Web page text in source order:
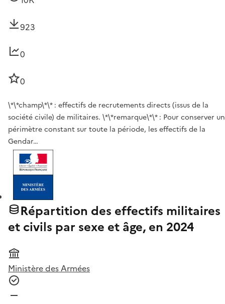
923
0
0
\*\*champ\*\* : effectifs de recrutements directs (issus de la
société civile) de militaires. \*\*remarque\*\* : Pour conserver un
périmètre constant sur toute la période, les effectifs de la
Gendar…
Répartition des effectifs militaires
et civils par sexe et âge, en 2024
Ministère des Armées